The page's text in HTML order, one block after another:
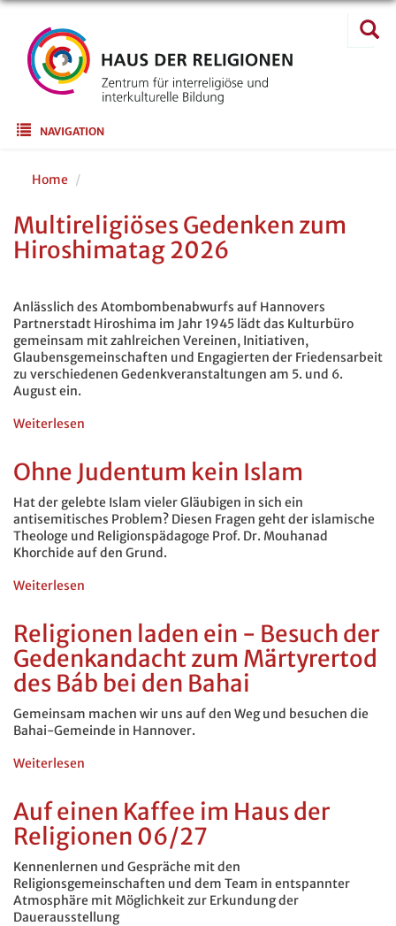
Direkt
Inhalt
Suche
Main navigation
NAVIGATION
Home
Multireligiöses Gedenken zum
Hiroshimatag 2026
Anlässlich des Atombombenabwurfs auf Hannovers
Partnerstadt Hiroshima im Jahr 1945 lädt das Kulturbüro
gemeinsam mit zahlreichen Vereinen, Initiativen,
Glaubensgemeinschaften und Engagierten der Friedensarbeit
zu verschiedenen Gedenkveranstaltungen am 5. und 6.
August ein.
Weiterlesen
Gedenken
zum
2026
Ohne Judentum kein Islam
Hat der gelebte Islam vieler Gläubigen in sich ein
antisemitisches Problem? Diesen Fragen geht der islamische
Theologe und Religionspädagoge Prof. Dr. Mouhanad
Khorchide auf den Grund.
Weiterlesen
Judentum
kein
Islam
Religionen laden ein - Besuch der
Gedenkandacht zum Märtyrertod
des Báb bei den Bahai
Gemeinsam machen wir uns auf den Weg und besuchen die
Bahai-Gemeinde in Hannover.
Weiterlesen
ein
-
Besuch
der
Gedenkandacht
zum
Märtyrertod
Auf einen Kaffee im Haus der
Religionen 06/27
Kennenlernen und Gespräche mit den
Religionsgemeinschaften und dem Team in entspannter
Atmosphäre mit Möglichkeit zur Erkundung der
Dauerausstellung